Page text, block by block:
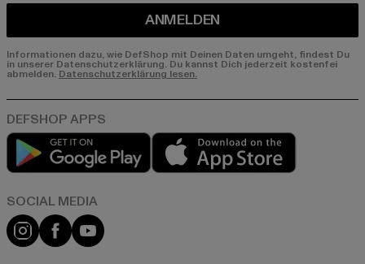
ANMELDEN
Informationen dazu, wie DefShop mit Deinen Daten umgeht, findest Du
in unserer Datenschutzerklärung. Du kannst Dich jederzeit kostenfei
abmelden. Datenschutzerklärung lesen.
Play market
Instagram
FacebookYouTube